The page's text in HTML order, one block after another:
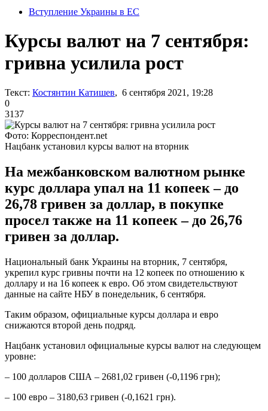
Вступление Украины в ЕС
Курсы валют на 7 сентября:
гривна усилила рост
Текст: Костянтин Катишев, 6 сентября 2021, 19:28
0
3137
Фото: Корреспондент.net
Нацбанк установил курсы валют на вторник
На межбанковском валютном рынке
курс доллара упал на 11 копеек – до
26,78 гривен за доллар, в покупке
просел также на 11 копеек – до 26,76
гривен за доллар.
Национальный банк Украины на вторник, 7 сентября,
укрепил курс гривны почти на 12 копеек по отношению к
доллару и на 16 копеек к евро. Об этом свидетельствуют
данные на сайте НБУ в понедельник, 6 сентября.
Таким образом, официальные курсы доллара и евро
снижаются второй день подряд.
Нацбанк установил официальные курсы валют на следующем
уровне:
– 100 долларов США – 2681,02 гривен (-0,1196 грн);
– 100 евро – 3180,63 гривен (-0,1621 грн).